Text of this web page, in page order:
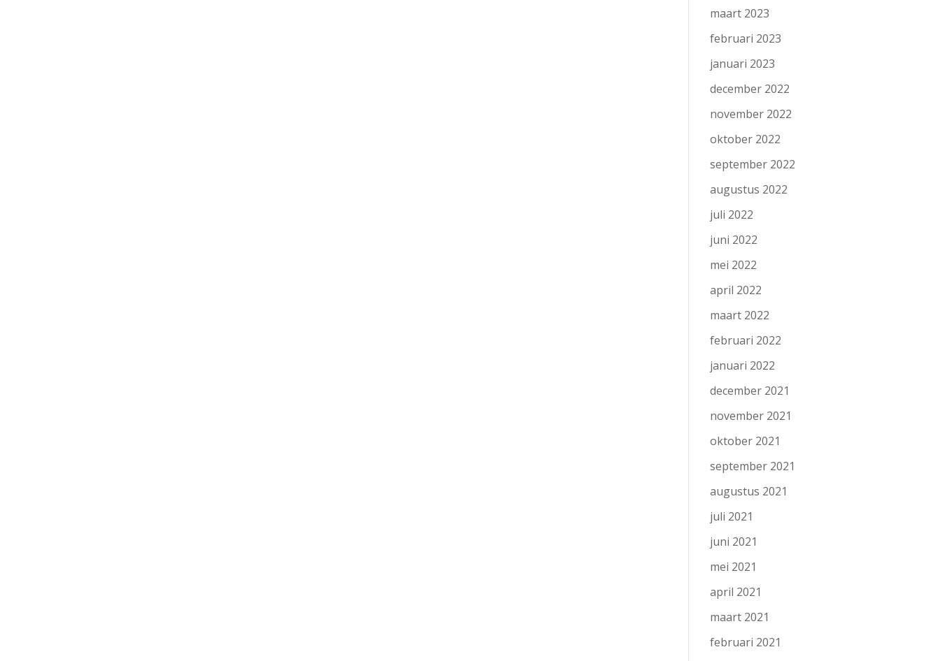
maart 2023
februari 2023
januari 2023
december 2022
november 2022
oktober 2022
september 2022
augustus 2022
juli 2022
juni 2022
mei 2022
april 2022
maart 2022
februari 2022
januari 2022
december 2021
november 2021
oktober 2021
september 2021
augustus 2021
juli 2021
juni 2021
mei 2021
april 2021
maart 2021
februari 2021